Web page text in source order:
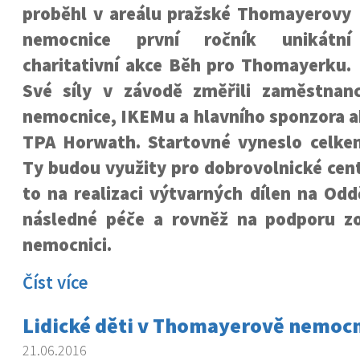
proběhl v areálu pražské Thomayerovy
nemocnice první ročník unikátní
charitativní akce Běh pro Thomayerku.
Své síly v závodě změřili
nemocnice, IKEMu a hlavního sponzora
TPA Horwath. Startovné vyneslo
Ty budou využity pro dobrovolnické
to na realizaci výtvarných dílen na
následné péče a rovněž na podporu
nemocnici.
Číst více
Lidické děti v Thomayerově
21.06.2016